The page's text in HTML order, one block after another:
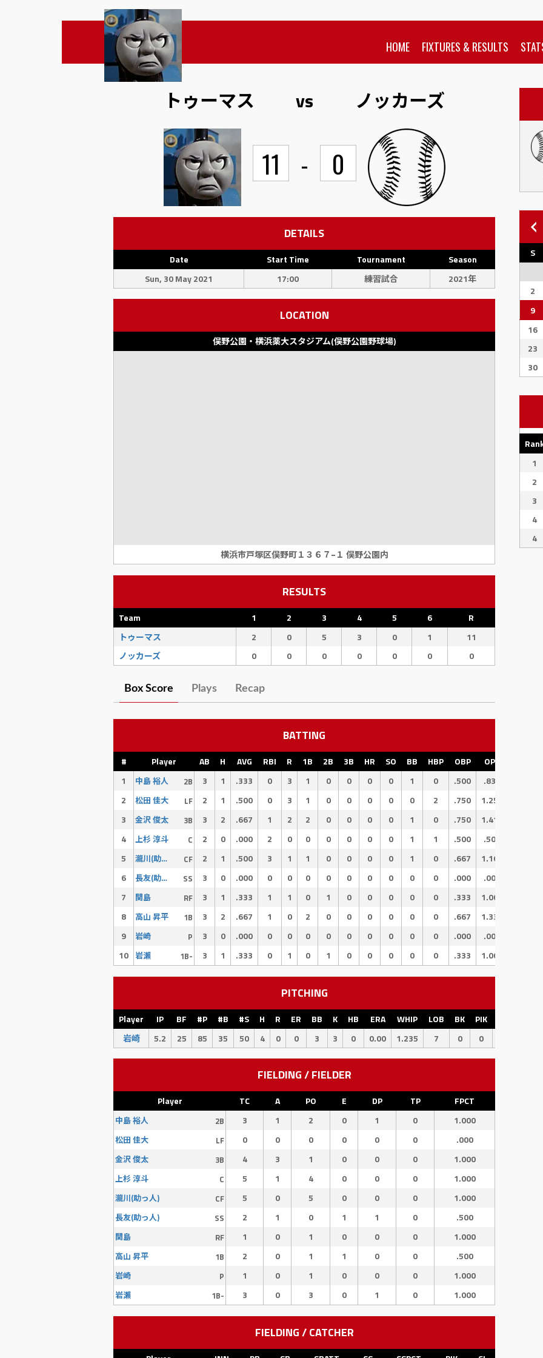
HOME FIXTURES & RESULTS
トゥーマス vs ノッカーズ
11 - 0
DETAILS
Date Start Time Tournament
Season
Sun, 30 May 2021
17:00 練習試合 2021年
LOCATION
俣野公園・横浜薬大スタジアム(俣野公園野球場)
横浜市戸塚区俣野町１３６７−１ 俣野公園内
RESULTS
Team 1 2 3 4 5 6
R
トゥーマス
2 0 5 3 0 1
11
ノッカーズ
0 0 0 0 0 0 0
Box Score Plays Recap
BATTING
# Player AB H AVG RBI R 1B 2B 3B HR SO BB HBP OBP OPS
1
中島 裕人 2B 3 1 .333 0 3 1 0 0 0 0 1 0 .500 .833
2
松田 佳大 LF 2 1 .500 0 3 1 0 0 0 0 0 2 .750 1.250
3
金沢 俊太 3B 3 2 .667 1 2 2 0 0 0 0 1 0 .750 1.417
4
上杉 淳斗 C 2 0 .000 2 0 0 0 0 0 0 1 1 .500 .500
5
瀧川(助っ人) CF 2 1 .500 3 1 1 0 0 0 0 1 0 .667 1.167
6
長友(助っ人) SS 3 0 .000 0 0 0 0 0 0 0 0 0 .000 .000
7
関島 RF 3 1 .333 1 1 0 1 0 0 0 0 0 .333 1.000
8
高山 昇平 1B 3 2 .667 1 0 2 0 0 0 0 0 0 .667 1.333
9
岩崎 P 3 0 .000 0 0 0 0 0 0 0 0 0 .000 .000
10 岩瀨 1B- 3 1 .333 0 1 0 1 0 0 0 0 0 .333 1.000
PITCHING
Player IP BF #P #B #S H R ER BB K HB ERA WHIP LOB BK PIK
岩崎
5.2 25 85 35 50 4 0 0 3 3 0 0.00 1.235 7 0 0
FIELDING / FIELDER
Player TC A PO E DP TP FPCT
中島 裕人 2B 3 1 2 0 1 0 1.000
松田 佳大 LF 0 0 0 0 0 0 .000
金沢 俊太 3B 4 3 1 0 0 0 1.000
上杉 淳斗 C 5 1 4 0 0 0 1.000
瀧川(助っ人) CF 5 0 5 0 0 0 1.000
長友(助っ人) SS 2 1 0 1 1 0 .500
関島 RF 1 0 1 0 0 0 1.000
高山 昇平 1B 2 0 1 1 0 0 .500
岩崎 P 1 0 1 0 0 0 1.000
岩瀨 1B- 3 0 3 0 1 0 1.000
FIELDING / CATCHER
S
2
9
16
23
30
1
2
3
4
4